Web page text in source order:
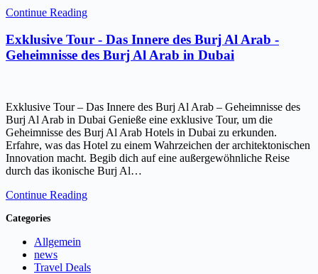
Continue Reading
Exklusive Tour - Das Innere des Burj Al Arab -
Geheimnisse des Burj Al Arab in Dubai
Exklusive Tour – Das Innere des Burj Al Arab – Geheimnisse des
Burj Al Arab in Dubai Genieße eine exklusive Tour, um die
Geheimnisse des Burj Al Arab Hotels in Dubai zu erkunden.
Erfahre, was das Hotel zu einem Wahrzeichen der architektonischen
Innovation macht. Begib dich auf eine außergewöhnliche Reise
durch das ikonische Burj Al…
Continue Reading
Categories
Allgemein
news
Travel Deals